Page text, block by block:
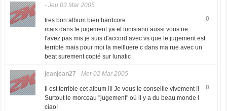
- Jeu 03 Mar 2005
0
tres bon album bien hardcore
mais dans le jugement ya el tunisiano aussi vous ne
l'avez pas mis.je suis d'accord avec vs que le jugement est
terrible mais pour moi la meilluere c dans ma rue avec un
beat surement copié sur lunatic
jeanjean27 - Mer 02 Mar 2005
0
Il est terrible cet album !!! Je vous le conseille vivement !!
Surtout le morceau "jugement" où il y a du beau monde !
ciao!